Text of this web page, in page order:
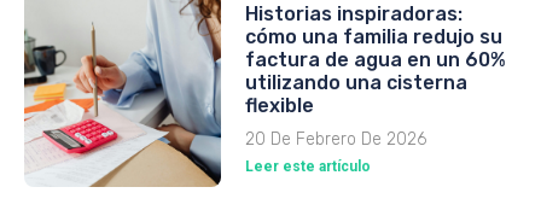
Historias inspiradoras:
cómo una familia redujo su
factura de agua en un 60%
utilizando una cisterna
flexible
20 De Febrero De 2026
Leer este artículo